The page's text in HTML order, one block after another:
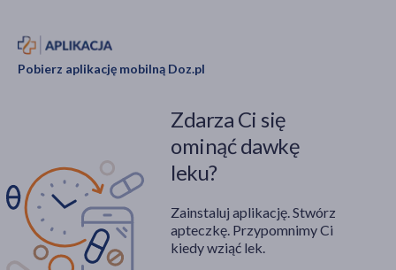
Pobierz aplikację mobilną Doz.pl
Zdarza Ci się
ominąć dawkę
leku?
Zainstaluj aplikację. Stwórz
apteczkę. Przypomnimy Ci
kiedy wziąć lek.